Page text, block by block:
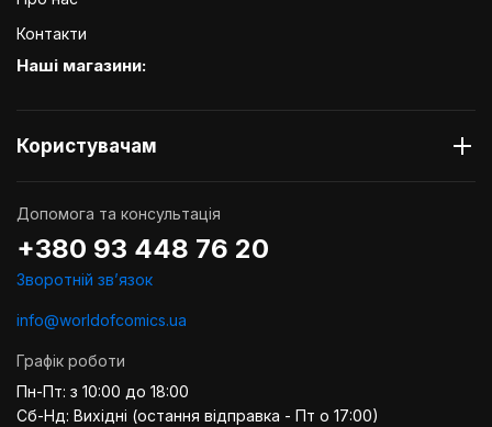
Контакти
Наші магазини:
Користувачам
Допомога та консультація
+380 93 448 76 20
Зворотній звʼязок
info@worldofcomics.ua
Графік роботи
Пн-Пт: з 10:00 до 18:00
Сб-Нд: Вихідні (остання відправка - Пт о 17:00)